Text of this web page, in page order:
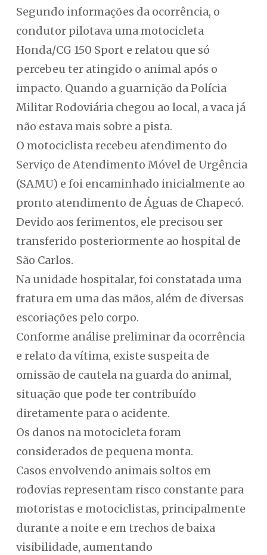
Segundo informações da ocorrência, o
condutor pilotava uma motocicleta
Honda/CG 150 Sport e relatou que só
percebeu ter atingido o animal após o
impacto. Quando a guarnição da Polícia
Militar Rodoviária chegou ao local, a vaca já
não estava mais sobre a pista.
O motociclista recebeu atendimento do
Serviço de Atendimento Móvel de Urgência
(SAMU) e foi encaminhado inicialmente ao
pronto atendimento de Águas de Chapecó.
Devido aos ferimentos, ele precisou ser
transferido posteriormente ao hospital de
São Carlos.
Na unidade hospitalar, foi constatada uma
fratura em uma das mãos, além de diversas
escoriações pelo corpo.
Conforme análise preliminar da ocorrência
e relato da vítima, existe suspeita de
omissão de cautela na guarda do animal,
situação que pode ter contribuído
diretamente para o acidente.
Os danos na motocicleta foram
considerados de pequena monta.
Casos envolvendo animais soltos em
rodovias representam risco constante para
motoristas e motociclistas, principalmente
durante a noite e em trechos de baixa
visibilidade, aumentando